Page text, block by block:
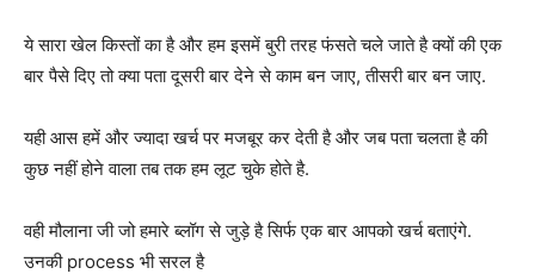
ये सारा खेल किस्तों का है और हम इसमें बुरी तरह फंसते चले जाते है क्यों की एक
बार पैसे दिए तो क्या पता दूसरी बार देने से काम बन जाए, तीसरी बार बन जाए.
यही आस हमें और ज्यादा खर्च पर मजबूर कर देती है और जब पता चलता है की
कुछ नहीं होने वाला तब तक हम लूट चुके होते है.
वही मौलाना जी जो हमारे ब्लॉग से जुड़े है सिर्फ एक बार आपको खर्च बताएंगे.
उनकी process भी सरल है